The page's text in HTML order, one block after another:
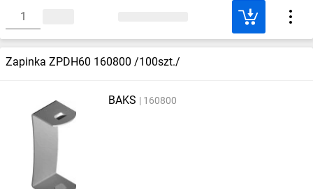
Zapinka ZPDH60 160800 /100szt./
BAKS 160800